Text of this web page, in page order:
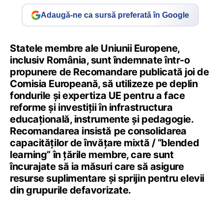
Adaugă-ne ca sursă preferată în Google
Statele membre ale Uniunii Europene,
inclusiv România, sunt îndemnate într-o
propunere de Recomandare publicată joi de
Comisia Europeană, să utilizeze pe deplin
fondurile și expertiza UE pentru a face
reforme și investiții în infrastructura
educațională, instrumente și pedagogie.
Recomandarea insistă pe consolidarea
capacităților de învățare mixtă / “blended
learning” în țările membre, care sunt
încurajate să ia măsuri care să asigure
resurse suplimentare și sprijin pentru elevii
din grupurile defavorizate.